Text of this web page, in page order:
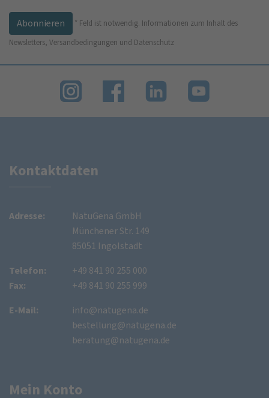
* Feld ist notwendig. Informationen zum Inhalt des
Newsletters, Versandbedingungen und Datenschutz
Kontaktdaten
Adresse:
NatuGena GmbH
Münchener Str. 149
85051 Ingolstadt
Telefon:
Fax:
+49 841 90 255 000
+49 841 90 255 999
E-Mail:
info@natugena.de
bestellung@natugena.de
beratung@natugena.de
Mein Konto